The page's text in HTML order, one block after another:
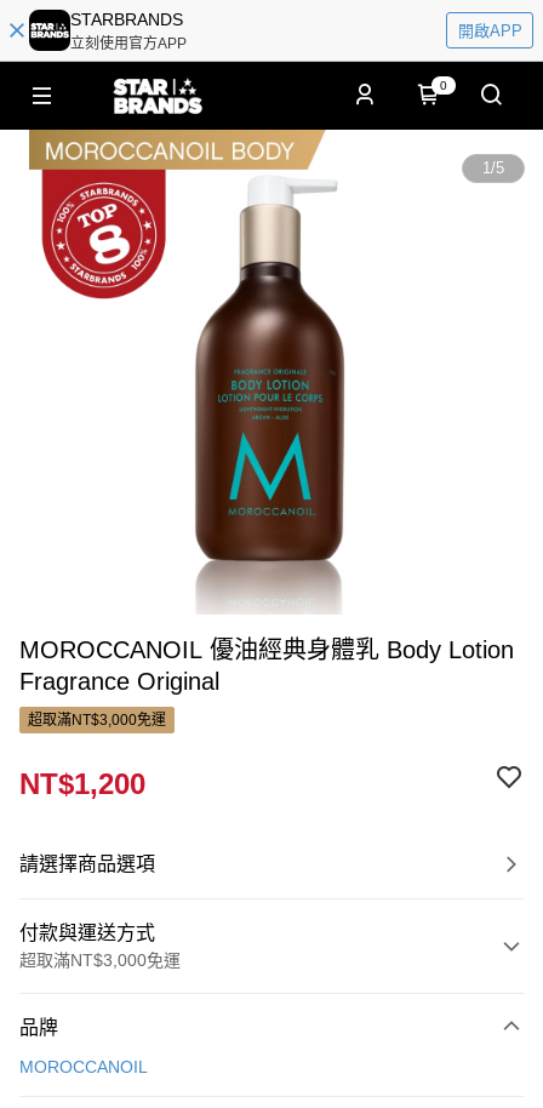
STARBRANDS
立刻使用官方APP
開啟APP
0
1/5
MOROCCANOIL 優油經典身體乳 Body Lotion
Fragrance Original
超取滿NT$3,000免運
NT$1,200
請選擇商品選項
付款與運送方式
超取滿NT$3,000免運
信用卡一次付款
品牌
MOROCCANOIL